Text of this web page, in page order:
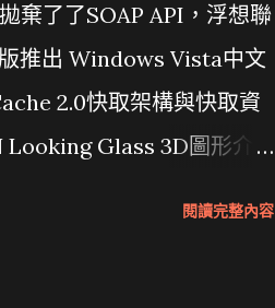
棄了了SOAP API，浮想聯
推出 Windows Vista中文
2.0快取架構與快取資
Glass 3D圖形介
閱讀完整內容